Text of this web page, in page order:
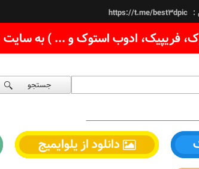
:
https://t.me/best3dpic
فریپیک، ادوب استوک و ... ) به سایت
جستجو
دانلود از یلوایمیج